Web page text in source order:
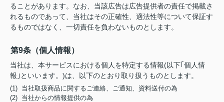
ることがあります。なお、当該広告は広告提供者の責任で掲載さ
れるものであって、当社はその正確性、適法性等について保証す
るものではなく、一切責任を負わないものとします。
第9条（個人情報）
当社は、本サービスにおける個人を特定する情報(以下｢個人情
報｣といいます。)は、以下のとおり取り扱うものとします。
(1) 当社取扱商品に関するご連絡、ご通知、資料送付の為
(2) 当社からの情報提供の為